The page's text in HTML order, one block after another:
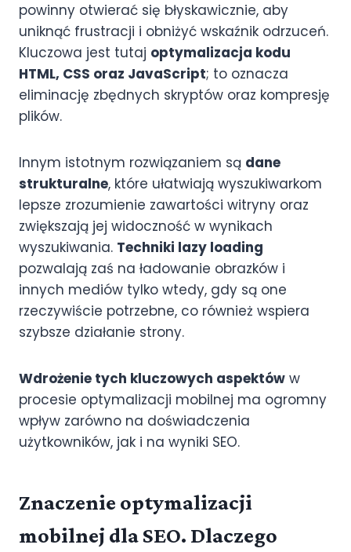
powinny otwierać się błyskawicznie, aby
uniknąć frustracji i obniżyć wskaźnik odrzuceń.
Kluczowa jest tutaj optymalizacja kodu
HTML, CSS oraz JavaScript; to oznacza
eliminację zbędnych skryptów oraz kompresję
plików.
Innym istotnym rozwiązaniem są dane
strukturalne, które ułatwiają wyszukiwarkom
lepsze zrozumienie zawartości witryny oraz
zwiększają jej widoczność w wynikach
wyszukiwania. Techniki lazy loading
pozwalają zaś na ładowanie obrazków i
innych mediów tylko wtedy, gdy są one
rzeczywiście potrzebne, co również wspiera
szybsze działanie strony.
Wdrożenie tych kluczowych aspektów w
procesie optymalizacji mobilnej ma ogromny
wpływ zarówno na doświadczenia
użytkowników, jak i na wyniki SEO.
Znaczenie optymalizacji
mobilnej dla SEO. Dlaczego